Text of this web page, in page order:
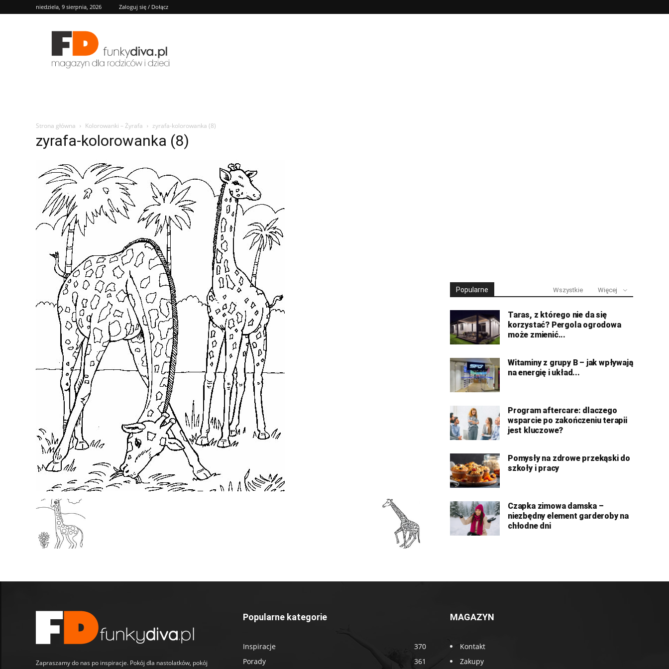
niedziela, 9 sierpnia, 2026 Zaloguj się / Dołącz
FD
Strona główna Kolorowanki – Żyrafa zyrafa-kolorowanka (8)
zyrafa-kolorowanka (8)
Popularne Wszystkie Więcej
Taras, z którego nie da się
korzystać? Pergola ogrodowa
może zmienić...
Witaminy z grupy B – jak wpływają
na energię i układ...
Program aftercare: dlaczego
wsparcie po zakończeniu terapii
jest kluczowe?
Pomysły na zdrowe przekąski do
szkoły i pracy
Czapka zimowa damska –
niezbędny element garderoby na
chłodne dni
Zapraszamy do nas po inspiracje. Pokój dla nastolatków, pokój
Popularne kategorie
Inspiracje
370
Porady
361
MAGAZYN
Kontakt
Zakupy